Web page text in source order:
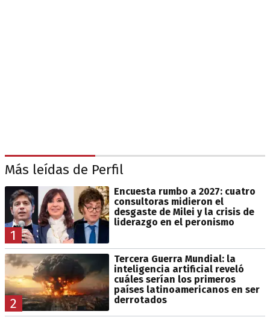
Más leídas de Perfil
1
Encuesta rumbo a 2027: cuatro
consultoras midieron el
desgaste de Milei y la crisis de
liderazgo en el peronismo
2
Tercera Guerra Mundial: la
inteligencia artificial reveló
cuáles serían los primeros
países latinoamericanos en ser
derrotados